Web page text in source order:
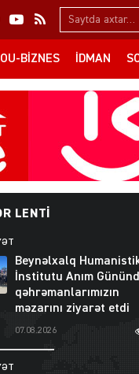
Search…
BIZNES İDMAN
LENTI
Beynəlxalq
İnstitutu Anım
qəhrəmanlarımızın
məzarını ziyarət etdi
07.08.2026